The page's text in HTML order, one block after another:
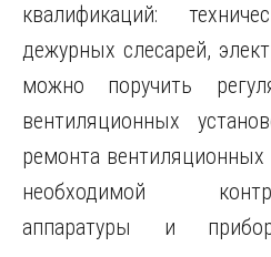
квалификаций:
дежурных слесарей,
можно поручить
вентиляционных
ремонта вентиляционных
необходимой
аппаратуры и